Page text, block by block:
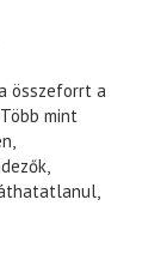
összeforrt a
mint